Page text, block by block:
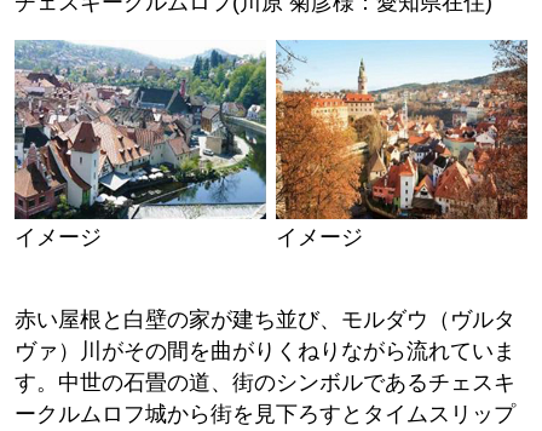
イメージ イメージ
赤い屋根と白壁の家が建ち並び、モルダウ（ヴルタ
ヴァ）川がその間を曲がりくねりながら流れていま
す。中世の石畳の道、街のシンボルであるチェスキ
ークルムロフ城から街を見下ろすとタイムスリップ